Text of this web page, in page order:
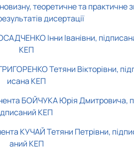
теоретичне та практичне
дисертації
Інни Іванівни,
КЕП
Тетяни Вікторівни,
исана КЕП
БОЙЧУКА Юрія Дмитровича,
дписаний КЕП
КУЧАЙ Тетяни Петрівни,
аний КЕП